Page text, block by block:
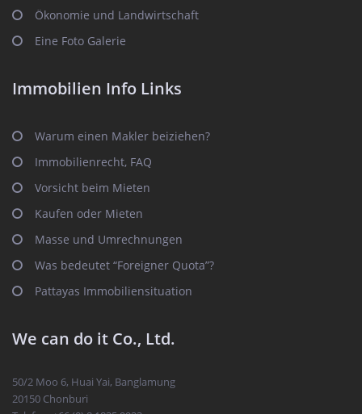
Ökonomie und Landwirtschaft
Eine Foto Galerie
Immobilien Info Links
Warum einen Makler beiziehen?
Immobilienrecht, FAQ
Vorsicht beim Mieten
Kaufen oder Mieten
Masse und Umrechnungen
Was bedeutet “Foreigner Quota”?
Pattayas Immobiliensituation
We can do it Co., Ltd.
50/2 Moo 6, Huai Yai, Banglamung
20150 Chonburi